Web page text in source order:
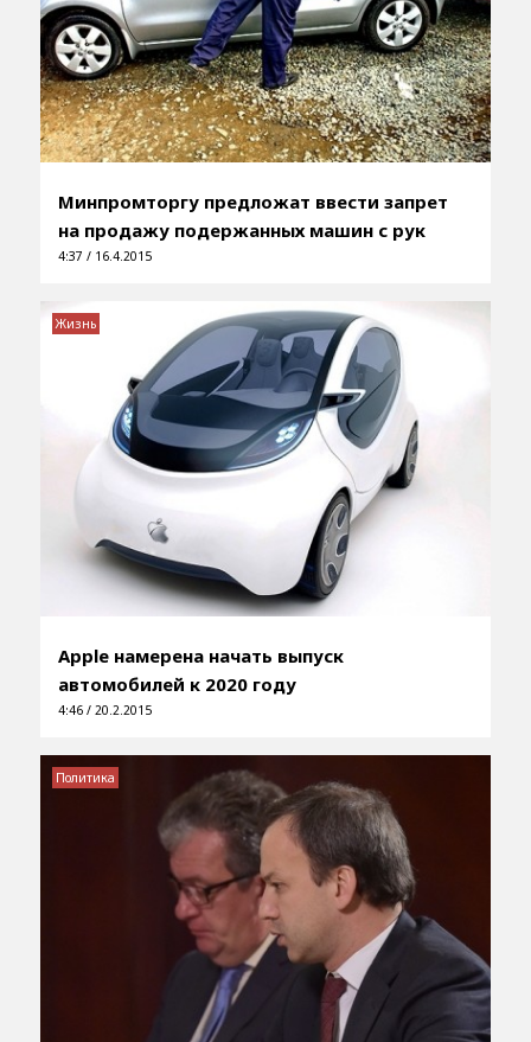
Минпромторгу предложат ввести запрет
на продажу подержанных машин с рук
4:37 / 16.4.2015
Apple намерена начать выпуск
автомобилей к 2020 году
4:46 / 20.2.2015
Жизнь
Политика